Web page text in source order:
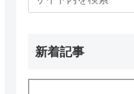
新着記事